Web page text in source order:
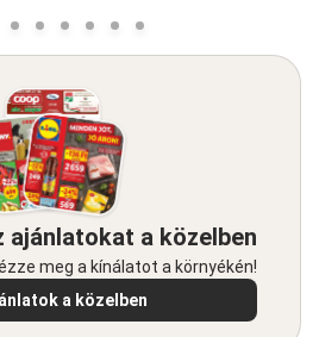
ajánlatokat a közelben
meg a kínálatot a környékén!
a közelben